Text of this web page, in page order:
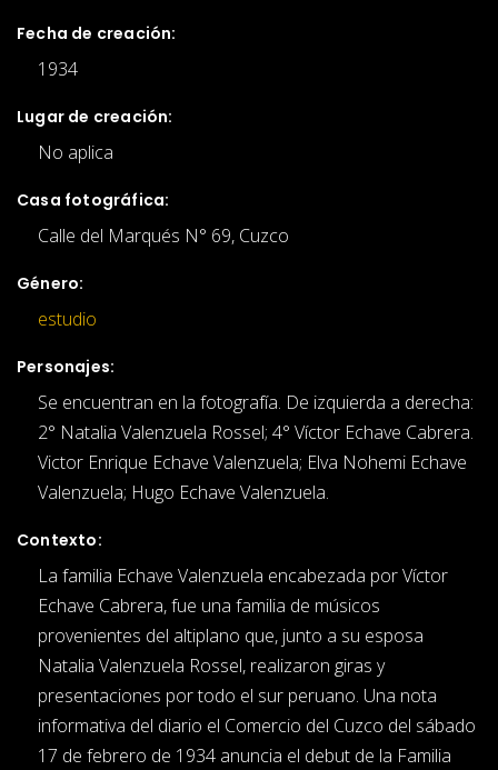
Fecha de creación:
1934
Lugar de creación:
No aplica
Casa fotográfica:
Calle del Marqués N° 69, Cuzco
Género:
estudio
Personajes:
Se encuentran en la fotografía. De izquierda a derecha:
2° Natalia Valenzuela Rossel; 4° Víctor Echave Cabrera.
Victor Enrique Echave Valenzuela; Elva Nohemi Echave
Valenzuela; Hugo Echave Valenzuela.
Contexto:
La familia Echave Valenzuela encabezada por Víctor
Echave Cabrera, fue una familia de músicos
provenientes del altiplano que, junto a su esposa
Natalia Valenzuela Rossel, realizaron giras y
presentaciones por todo el sur peruano. Una nota
informativa del diario el Comercio del Cuzco del sábado
17 de febrero de 1934 anuncia el debut de la Familia